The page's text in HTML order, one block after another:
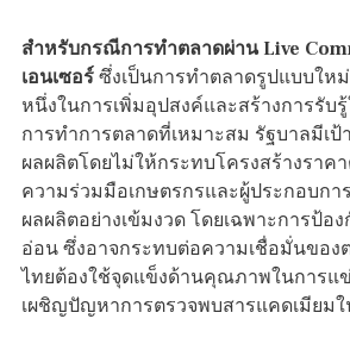
สำหรับกรณีการทำตลาดผ่าน Live
เอนเซอร์ ซึ่งเป็นการทำตลาดรูปแบบให
หนึ่งในการเพิ่มอุปสงค์และสร้างการรับ
การทำการตลาดที่เหมาะสม รัฐบาลมีเป้
ผลผลิตโดยไม่ให้กระทบโครงสร้างราค
ความร่วมมือเกษตรกรและผู้ประกอบก
ผลผลิตอย่างเข้มงวด โดยเฉพาะการป้อ
อ่อน ซึ่งอาจกระทบต่อความเชื่อมั่นของ
ไทยต้องใช้จุดแข็งด้านคุณภาพในการแ
เผชิญปัญหาการตรวจพบสารแคดเมียม